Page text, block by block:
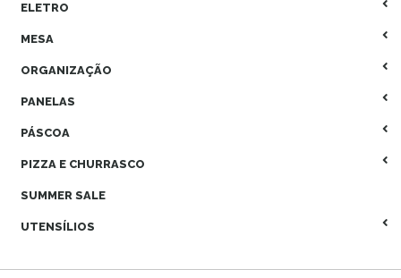
ELETRO
MESA
ORGANIZAÇÃO
PANELAS
PÁSCOA
PIZZA E CHURRASCO
SUMMER SALE
UTENSÍLIOS